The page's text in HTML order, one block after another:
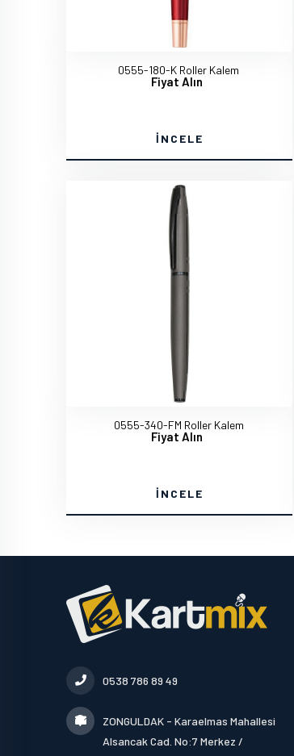
0555-180-K Roller Kalem
Fiyat Alın
İNCELE
0555-340-FM Roller Kalem
Fiyat Alın
İNCELE
0538 786 89 49
ZONGULDAK - Karaelmas Mahallesi
Alsancak Cad. No:7 Merkez /